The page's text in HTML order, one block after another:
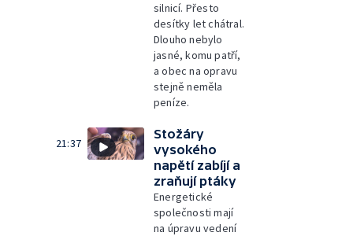
silnicí. Přesto
desítky let chátral.
Dlouho nebylo
jasné, komu patří,
a obec na opravu
stejně neměla
peníze.
21:37
Stožáry
vysokého
napětí zabíjí a
zraňují ptáky
Energetické
společnosti mají
na úpravu vedení